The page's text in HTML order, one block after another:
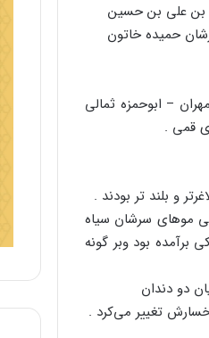
بن علی بن حسین
حمیده خاتون
– ابوحمزه ثمالی
قمی .
و بلند تر بودند .
موهای سرشان سیاه
بود وبر گونه
دو دندان
تغییر می‌کرد .